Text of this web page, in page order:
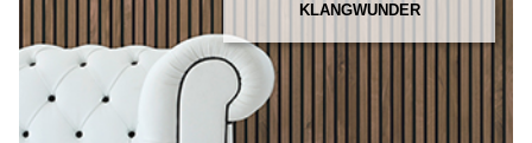
KLANGWUNDER